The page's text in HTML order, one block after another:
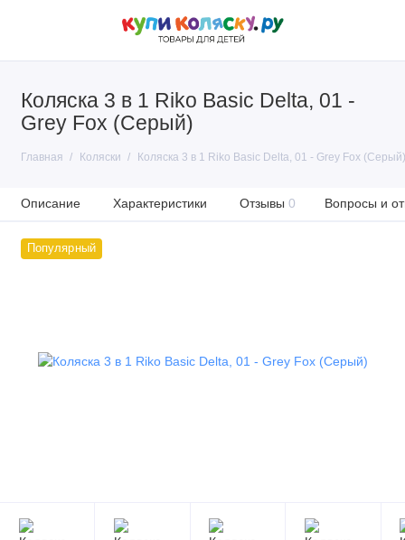
Коляска 3 в 1 Riko Basic Delta, 01 -
Grey Fox (Серый)
Главная Коляски Коляска 3 в 1 Riko Basic Delta, 01 - Grey Fox (Серый)
Описание Характеристики Отзывы 0 Вопросы и
Популярный